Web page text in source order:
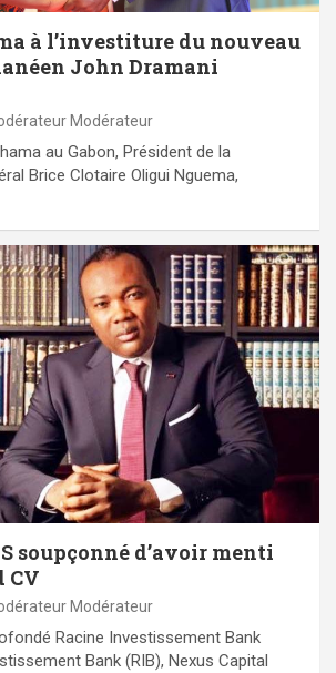
à l’investiture du nouveau
John Dramani
Modérateur
au Gabon, Président de la
Brice Clotaire Oligui Nguema,
soupçonné d’avoir menti
CV
Modérateur
Racine Investissement Bank
Bank (RIB), Nexus Capital